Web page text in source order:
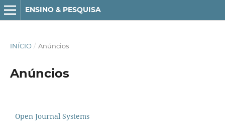
ENSINO & PESQUISA
INÍCIO / Anúncios
Anúncios
Open Journal Systems